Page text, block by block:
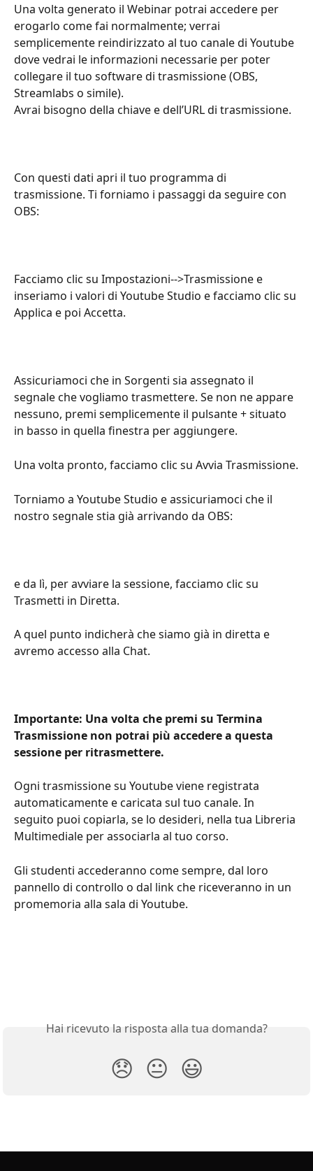
Una volta generato il Webinar potrai accedere per
erogarlo come fai normalmente; verrai
semplicemente reindirizzato al tuo canale di Youtube
dove vedrai le informazioni necessarie per poter
collegare il tuo software di trasmissione (OBS,
Streamlabs o simile).
Avrai bisogno della chiave e dell’URL di trasmissione.
Con questi dati apri il tuo programma di
trasmissione. Ti forniamo i passaggi da seguire con
OBS:
Facciamo clic su Impostazioni-->Trasmissione e
inseriamo i valori di Youtube Studio e facciamo clic su
Applica e poi Accetta.
Assicuriamoci che in Sorgenti sia assegnato il
segnale che vogliamo trasmettere. Se non ne appare
nessuno, premi semplicemente il pulsante + situato
in basso in quella finestra per aggiungere.
Una volta pronto, facciamo clic su Avvia Trasmissione.
Torniamo a Youtube Studio e assicuriamoci che il
nostro segnale stia già arrivando da OBS:
e da lì, per avviare la sessione, facciamo clic su
Trasmetti in Diretta.
A quel punto indicherà che siamo già in diretta e
avremo accesso alla Chat.
Importante: Una volta che premi su Termina
Trasmissione non potrai più accedere a questa
sessione per ritrasmettere.
Ogni trasmissione su Youtube viene registrata
automaticamente e caricata sul tuo canale. In
seguito puoi copiarla, se lo desideri, nella tua Libreria
Multimediale per associarla al tuo corso.
Gli studenti accederanno come sempre, dal loro
pannello di controllo o dal link che riceveranno in un
promemoria alla sala di Youtube.
Hai ricevuto la risposta alla tua domanda?
😞 😐 😃